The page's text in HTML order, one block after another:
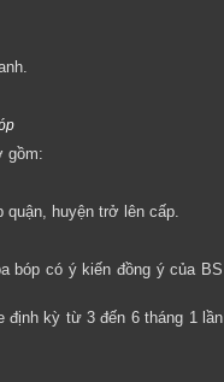
gồm:
huyện trở lên cấp.
bóp có ý kiến đồng ý của BS
định kỳ từ 3 đến 6 tháng 1 lần